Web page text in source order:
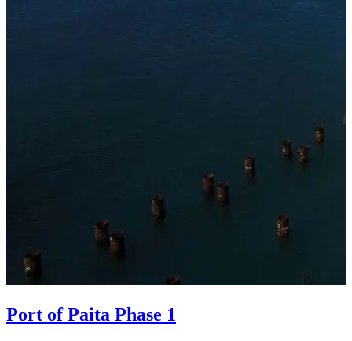
Port of Paita Phase 1